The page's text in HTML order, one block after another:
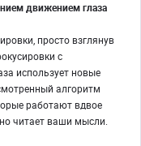
движением глаза
просто взглянув
с
использует новые
алгоритм
работают вдвое
читает ваши мысли.